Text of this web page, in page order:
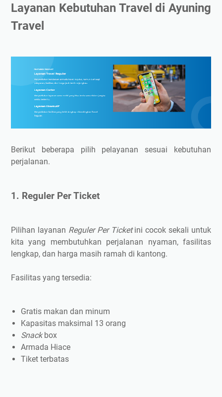
Layanan Kebutuhan Travel di Ayuning
Travel
Berikut beberapa pilih pelayanan sesuai kebutuhan
perjalanan.
1. Reguler Per Ticket
Pilihan layanan Reguler Per Ticketini cocok sekali untuk
kita yang membutuhkan perjalanan nyaman, fasilitas
lengkap, dan harga masih ramah di kantong.
Fasilitas yang tersedia:
Gratis makan dan minum
Kapasitas maksimal 13 orang
Snackbox
Armada Hiace
Tiket terbatas